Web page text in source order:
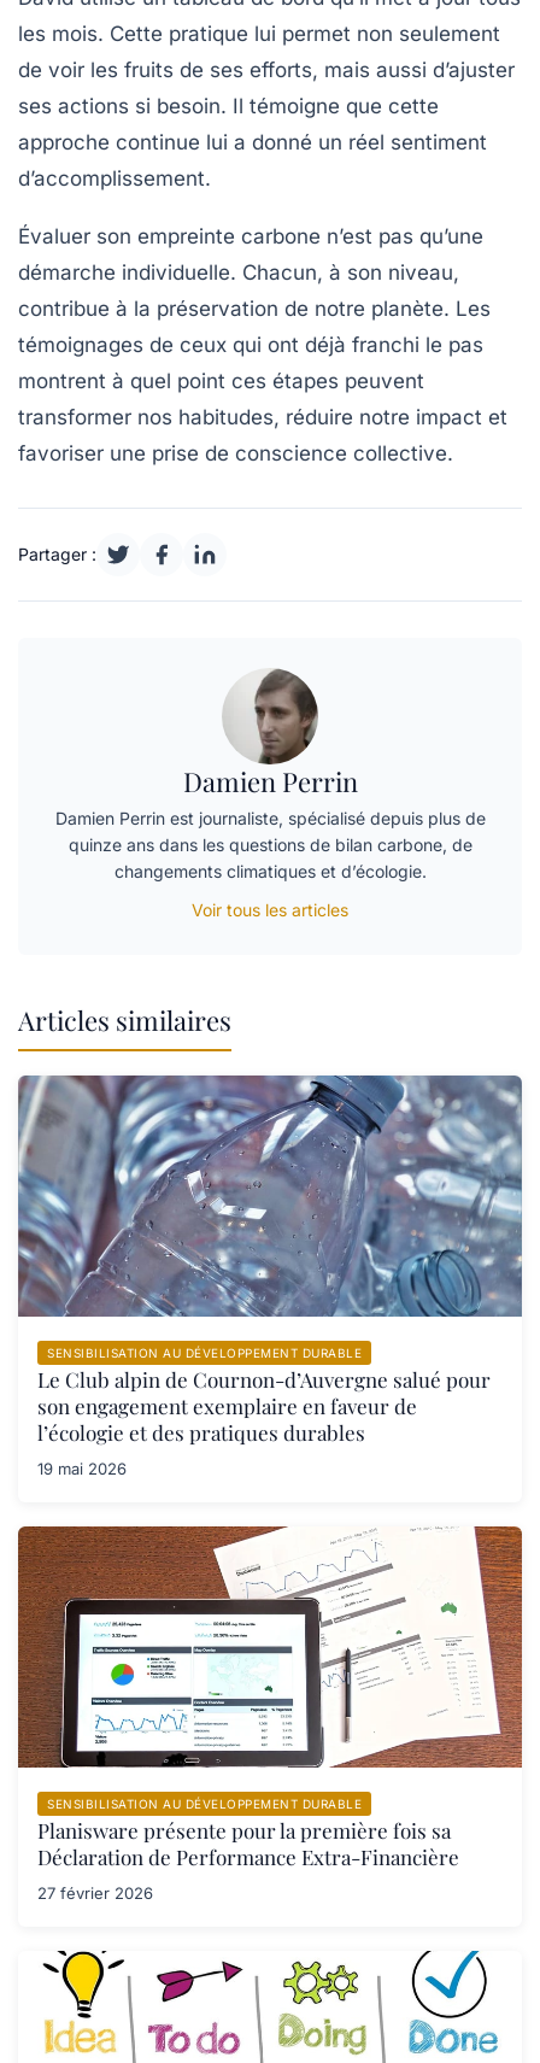
les mois. Cette pratique lui permet non seulement
de voir les fruits de ses efforts, mais aussi d’ajuster
ses actions si besoin. Il témoigne que cette
approche continue lui a donné un réel sentiment
d’accomplissement.
Évaluer son empreinte carbone n’est pas qu’une
démarche individuelle. Chacun, à son niveau,
contribue à la préservation de notre planète. Les
témoignages de ceux qui ont déjà franchi le pas
montrent à quel point ces étapes peuvent
transformer nos habitudes, réduire notre impact et
favoriser une prise de conscience collective.
Partager :
Damien Perrin
Damien Perrin est journaliste, spécialisé depuis plus de
quinze ans dans les questions de bilan carbone, de
changements climatiques et d’écologie.
Voir tous les articles
Articles similaires
SENSIBILISATION AU DÉVELOPPEMENT DURABLE
Le Club alpin de Cournon-d’Auvergne salué pour
son engagement exemplaire en faveur de
l’écologie et des pratiques durables
19 mai 2026
SENSIBILISATION AU DÉVELOPPEMENT DURABLE
Planisware présente pour la première fois sa
Déclaration de Performance Extra-Financière
27 février 2026